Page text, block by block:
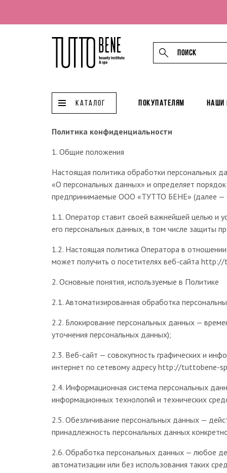
КАТАЛОГ Покупателям Наши
Политика конфиденциальности
1. Общие положения
Настоящая политика обработки персональных
«О персональных данных» и определяет
предпринимаемые ООО «ТУТТО БЕНЕ» (далее —
1.1. Оператор ставит своей важнейшей целью и
его персональных данных, в том числе защиты
1.2. Настоящая политика Оператора в
может получить о посетителях веб-сайта
2. Основные понятия, используемые в Политике
2.1. Автоматизированная обработка
2.2. Блокирование персональных данных —
уточнения персональных данных);
2.3. Веб-сайт — совокупность графических и
интернет по сетевому адресу http://tuttobene-
2.4. Информационная система персональных
информационных технологий и технических
2.5. Обезличивание персональных данных —
принадлежность персональных данных
2.6. Обработка персональных данных — любое
автоматизации или без использования таких